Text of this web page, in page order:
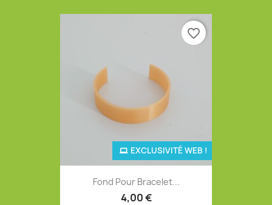
Fond Pour Bracelet...
4,00 €
EXCLUSIVITÉ WEB !
favorite_border